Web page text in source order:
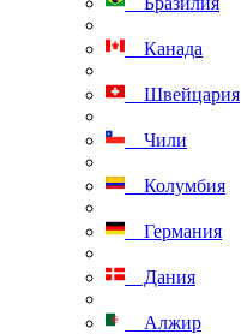
Канада
Швейцария
Чили
Колумбия
Германия
Дания
Алжир